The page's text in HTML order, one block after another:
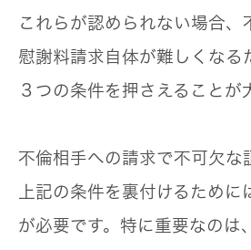
これらが認められない場合、
慰謝料請求自体が難しくなる
３つの条件を押さえることが
不倫相手への請求で不可欠な
上記の条件を裏付けるために
が必要です。特に重要なのは